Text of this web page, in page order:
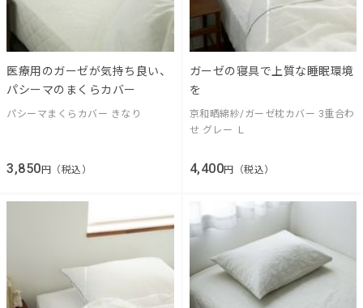
医療用のガーゼが気持ち良い、
パシーマのまくらカバー
パシーマまくらカバー きなり
3,850円（税込）
ガーゼの寝具で上質な睡眠環境
を
京和晒綿紗/ガーゼ枕カバー 3重合わ
せ グレー Ｌ
4,400円（税込）